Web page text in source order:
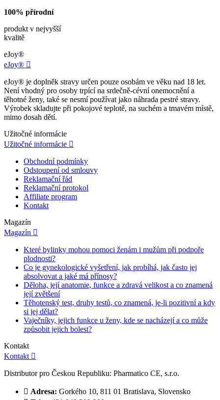
100% přírodní
produkt v nejvyšší
kvalitě
eJoy®
eJoy® 
eJoy® je doplněk stravy určen pouze osobám ve věku nad 18 let.
Není vhodný pro osoby trpící na srdečně-cévní onemocnění a
těhotné ženy, také se nesmí používat jako náhrada pestré stravy.
Výrobek skladujte při pokojové teplotě, na suchém a tmavém místě,
mimo dosah dětí.
Užitočné informácie
Užitočné informácie 
Obchodní podmínky
Odstoupení od smlouvy
Reklamační řád
Reklamační protokol
Affiliate program
Kontakt
Magazín
Magazín 
Které bylinky mohou pomoci ženám i mužům při podpoře
plodnosti?
Co je gynekologické vyšetření, jak probíhá, jak často jej
absolvovat a jaké má přínosy?
Děloha, její anatomie, funkce a zdravá velikost a co znamená
její zvětšení
Těhotenský test, druhy testů, co znamená, je-li pozitivní a kdy
si jej dělat?
Vaječníky, jejich funkce u ženy, kde se nacházejí a co může
způsobit jejich bolest?
Kontakt
Kontakt 
Distributor pro Českou Republiku: Pharmatico CE, s.r.o.
 Adresa: Gorkého 10, 811 01 Bratislava, Slovensko